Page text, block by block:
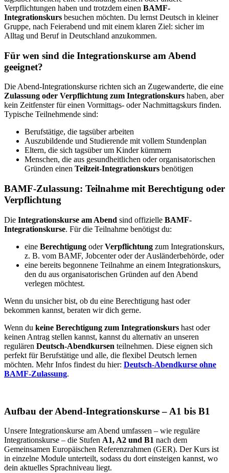
Verpflichtungen haben und trotzdem einen BAMF-
Integrationskurs besuchen möchten. Du lernst Deutsch in kleiner
Gruppe, nach Feierabend und mit einem klaren Ziel: sicher im
Alltag und Beruf in Deutschland anzukommen.
Für wen sind die Integrationskurse am Abend
geeignet?
Die Abend-Integrationskurse richten sich an Zugewanderte, die eine
Zulassung oder Verpflichtung zum Integrationskurs haben, aber
kein Zeitfenster für einen Vormittags- oder Nachmittagskurs finden.
Typische Teilnehmende sind:
Berufstätige, die tagsüber arbeiten
Auszubildende und Studierende mit vollem Stundenplan
Eltern, die sich tagsüber um Kinder kümmern
Menschen, die aus gesundheitlichen oder organisatorischen
Gründen einen Teilzeit-Integrationskurs benötigen
BAMF-Zulassung: Teilnahme mit Berechtigung oder
Verpflichtung
Die Integrationskurse am Abend sind offizielle BAMF-
Integrationskurse. Für die Teilnahme benötigst du:
eine Berechtigung oderVerpflichtung zum Integrationskurs,
z. B. vom BAMF, Jobcenter oder der Ausländerbehörde, oder
eine bereits begonnene Teilnahme an einem Integrationskurs,
den du aus organisatorischen Gründen auf den Abend
verlegen möchtest.
Wenn du unsicher bist, ob du eine Berechtigung hast oder
bekommen kannst, beraten wir dich gerne.
Wenn du keine Berechtigung zum Integrationskurs hast oder
keinen Antrag stellen kannst, kannst du alternativ an unseren
regulären Deutsch-Abendkursen teilnehmen. Diese eignen sich
perfekt für Berufstätige und alle, die flexibel Deutsch lernen
möchten. Mehr Infos findest du hier: Deutsch-Abendkurse ohne
BAMF-Zulassung.
Aufbau der Abend-Integrationskurse – A1 bis B1
Unsere Integrationskurse am Abend umfassen – wie reguläre
Integrationskurse – die Stufen A1, A2 und B1 nach dem
Gemeinsamen Europäischen Referenzrahmen (GER). Der Kurs ist
in einzelne Module unterteilt, sodass du dort einsteigen kannst, wo
dein aktuelles Sprachniveau liegt.